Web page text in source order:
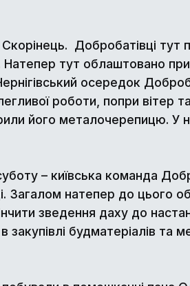
Скорінець. Добробатівці
Натепер тут облаштовано
осередок
роботи, попри вітер
його металочерепицю. У
– київська команда
Загалом натепер до цього
зведення даху до
закупівлі будматеріалів та